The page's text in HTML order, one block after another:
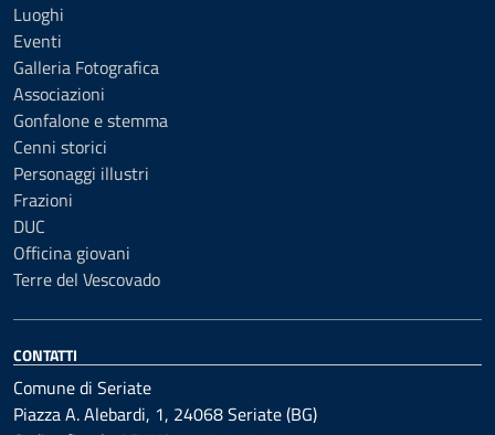
Luoghi
Eventi
Galleria Fotografica
Associazioni
Gonfalone e stemma
Cenni storici
Personaggi illustri
Frazioni
DUC
Officina giovani
Terre del Vescovado
CONTATTI
Comune di Seriate
Piazza A. Alebardi, 1, 24068 Seriate (BG)